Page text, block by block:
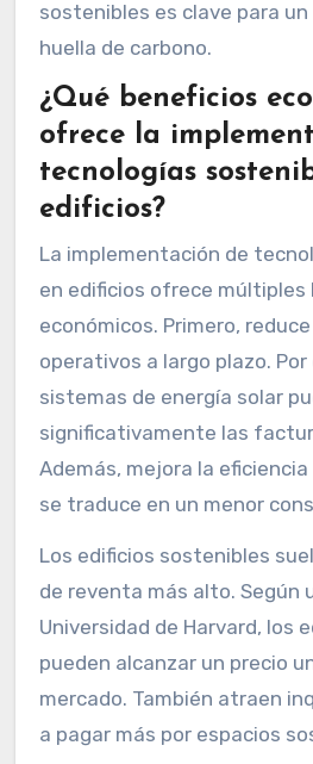
sostenibles es clave para
huella de carbono.
¿Qué beneficios
ofrece la
tecnologías
edificios?
La implementación de
en edificios ofrece múltiples
económicos. Primero,
operativos a largo plazo.
sistemas de energía solar
significativamente las
Además, mejora la
se traduce en un menor
Los edificios sostenibles
de reventa más alto. Según
Universidad de Harvard, los
pueden alcanzar un precio
mercado. También atraen
a pagar más por espacios